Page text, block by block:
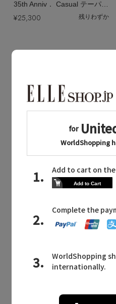
35th Anniv． Casual テーパードデニムパンツ
¥25,300 残りわずか
RED CARD TOKYO /レッドカード トーキョー